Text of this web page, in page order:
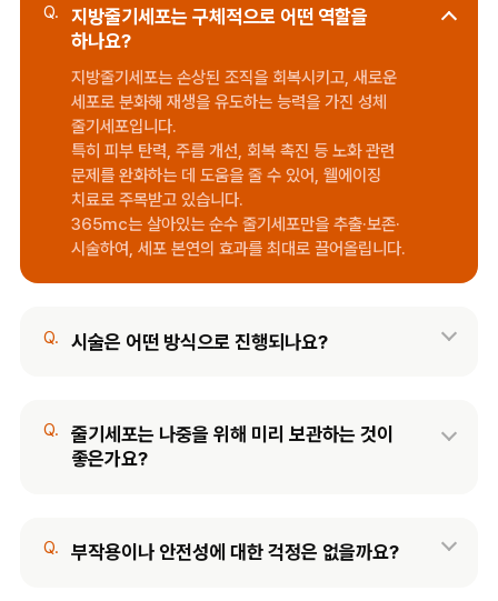
Q.
지방줄기세포는 구체적으로 어떤 역할을
하나요?
지방줄기세포는 손상된 조직을 회복시키고, 새로운
세포로 분화해 재생을 유도하는 능력을 가진 성체
줄기세포입니다.
특히 피부 탄력, 주름 개선, 회복 촉진 등 노화 관련
문제를 완화하는 데 도움을 줄 수 있어, 웰에이징
치료로 주목받고 있습니다.
365mc는 살아있는 순수 줄기세포만을 추출·보존·
시술하여, 세포 본연의 효과를 최대로 끌어올립니다.
Q. 시술은 어떤 방식으로 진행되나요?
Q.
줄기세포는 나중을 위해 미리 보관하는 것이
좋은가요?
Q. 부작용이나 안전성에 대한 걱정은 없을까요?